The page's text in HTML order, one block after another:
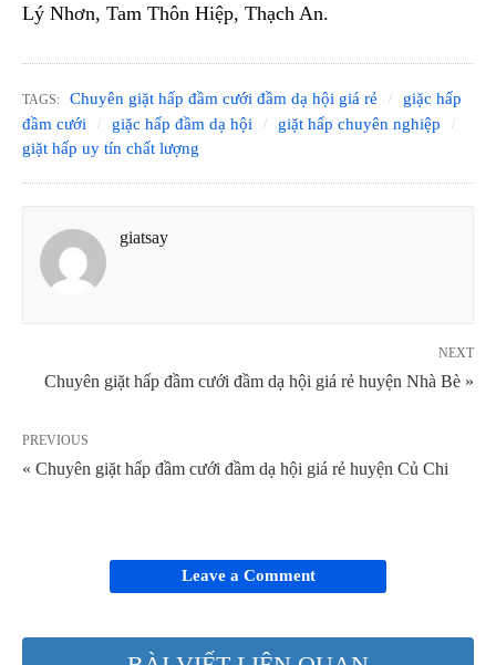
Lý Nhơn, Tam Thôn Hiệp, Thạch An.
TAGS: Chuyên giặt hấp đầm cưới đầm dạ hội giá rẻ
giặc hấp
đầm cưới
giặc hấp đầm dạ hội
giặt hấp chuyên nghiệp
giặt hấp uy tín chất lượng
giatsay
NEXT
Chuyên giặt hấp đầm cưới đầm dạ hội giá rẻ huyện Nhà Bè »
PREVIOUS
« Chuyên giặt hấp đầm cưới đầm dạ hội giá rẻ huyện Củ Chi
Leave a Comment